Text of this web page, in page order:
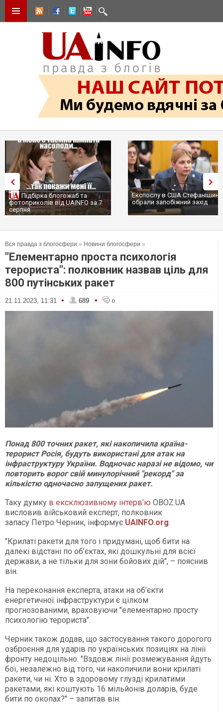
Підбірка блогожаб та
фотоприколів від UAINFO за 7
серпня
Експослу в США
обрали запобіжний захід
Вся правда з блогосфери » Новини блогосфери »
"Елементарно проста психологія
терориста": полковник назвав ціль для
800 путінських ракет
21.11.2023, 11:31 • 689 • 0
Понад 800 точних ракет, які накопичила країна-
терорист Росія, будуть використані для атак на
інфраструктуру України. Водночас наразі не відомо, чи
повторить ворог свій минулорічний "рекорд" за
кількістю одночасно запущених ракет.
Таку думку в ексклюзивному інтерв’ю OBOZ.UA
висловив військовий експерт, полковник
запасу Петро Черник, інформує UAINFO.org.
"Крилаті ракети для того і придумані, щоб бити на
далекі відстані по об’єктах, які дошкульні для всієї
держави, а не тільки для зони бойових дій", – пояснив
він.
На переконання експерта, атаки на об’єкти
енергетичної інфраструктури є цілком
прогнозованими, враховуючи "елементарно просту
психологію терориста".
Черник також додав, що застосування такого дорогого
озброєння для ударів по українських позиціях на лінії
фронту недоцільно. "Вздовж лінії розмежування йдуть
бої, незалежно від того, чи накопичили вони крилаті
ракети, чи ні. Хто в здоровому глузді крилатими
ракетами, які коштують 16 мільйонів доларів, буде
бити по окопах?" – запитав він.